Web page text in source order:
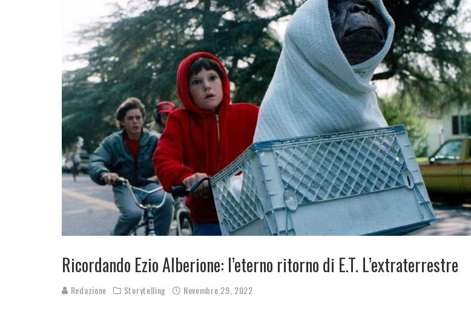
Ricordando Ezio Alberione: l’eterno ritorno di E.T. L’extraterrestre
Redazione Storytelling Novembre 29, 2022